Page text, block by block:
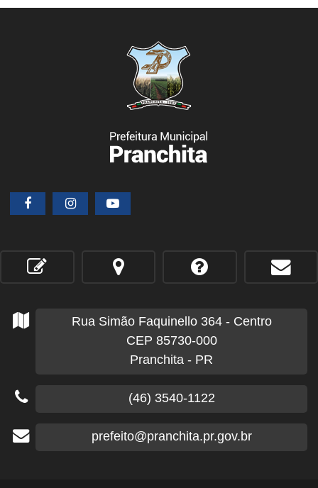
Rua Simão Faquinello 364 - Centro
CEP 85730-000
Pranchita - PR
(46) 3540-1122
prefeito@pranchita.pr.gov.br